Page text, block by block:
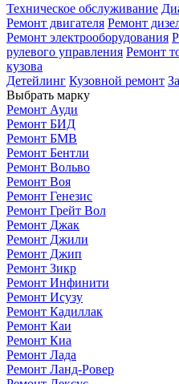
Техническое обслуживание
Ремонт двигателя Ремонт
Ремонт электрооборудования
рулевого управления Ремонт
кузова
Детейлинг Кузовной ремонт
Выбрать марку
Ремонт Ауди
Ремонт БИД
Ремонт БМВ
Ремонт Бентли
Ремонт Вольво
Ремонт Воя
Ремонт Генезис
Ремонт Грейт Вол
Ремонт Джак
Ремонт Джили
Ремонт Джип
Ремонт Зикр
Ремонт Инфинити
Ремонт Исузу
Ремонт Кадиллак
Ремонт Каи
Ремонт Киа
Ремонт Лада
Ремонт Ланд-Ровер